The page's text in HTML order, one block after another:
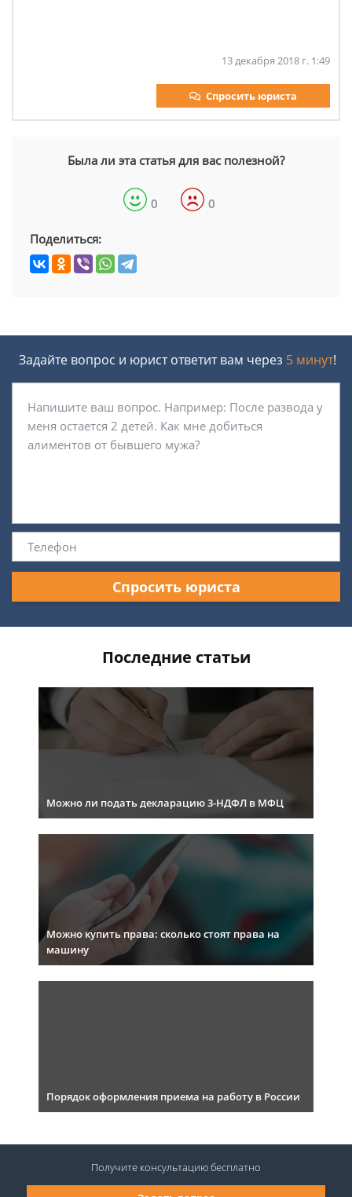
13 декабря 2018 г. 1:49
Спросить юриста
Была ли эта статья для вас полезной?
0 0
Поделиться:
Задайте вопрос и юрист ответит вам через 5 минут!
Спросить юриста
Последние статьи
Можно ли подать декларацию 3-НДФЛ в МФЦ
Можно купить права: сколько стоят права на
машину
Порядок оформления приема на работу в России
Получите консультациюбесплатно